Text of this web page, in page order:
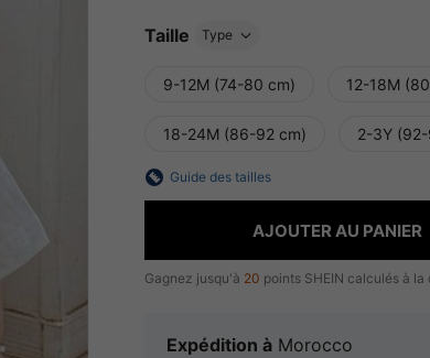
Taille Type
9-12M (74-80 cm) 12-18M
18-24M (86-92 cm) 2-3Y
Guide des tailles
AJOUTER AU PANIER
Gagnez jusqu'à 20 points SHEIN calculés à la
Expédition à Morocco